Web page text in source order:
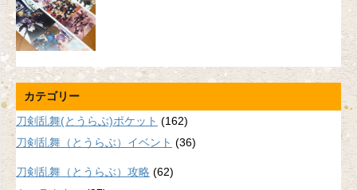
カテゴリー
刀剣乱舞(とうらぶ)ポケット (162)
刀剣乱舞（とうらぶ）イベント (36)
刀剣乱舞（とうらぶ）攻略 (62)